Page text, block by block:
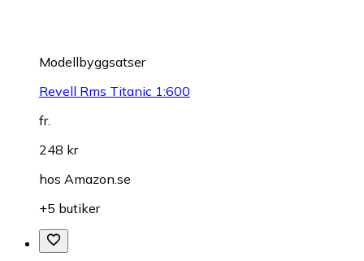
Modellbyggsatser
Revell Rms Titanic 1:600
fr.
248 kr
hos Amazon.se
+5 butiker